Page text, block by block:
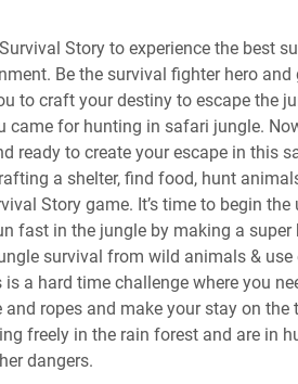
Story to experience the best
Be the survival fighter hero
to craft your destiny to escape the
came for hunting in safari jungle.
ready to create your escape in this
a shelter, find food, hunt
Story game. It’s time to begin
fast in the jungle by making a super
survival from wild animals &
a hard time challenge where you
and ropes and make your stay on
freely in the rain forest and are in
dangers.